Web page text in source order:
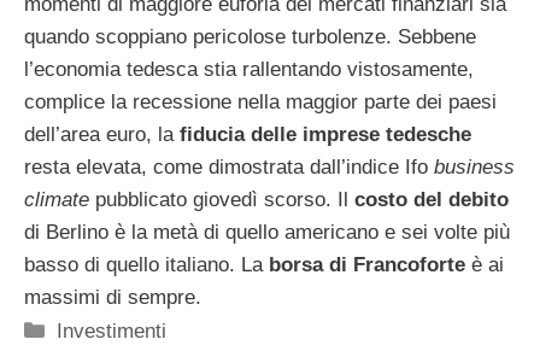
quando scoppiano pericolose turbolenze. Sebbene
l’economia tedesca stia rallentando vistosamente,
complice la recessione nella maggior parte dei paesi
dell’area euro, la fiducia delle imprese tedesche
resta elevata, come dimostrata dall’indice Ifo business
climate pubblicato giovedì scorso. Il costo del debito
di Berlino è la metà di quello americano e sei volte più
basso di quello italiano. La borsa di Francoforte è ai
massimi di sempre.
Categorie
Investimenti